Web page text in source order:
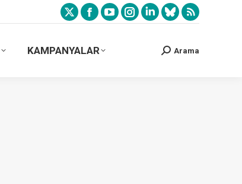
KAMPANYALAR Arama